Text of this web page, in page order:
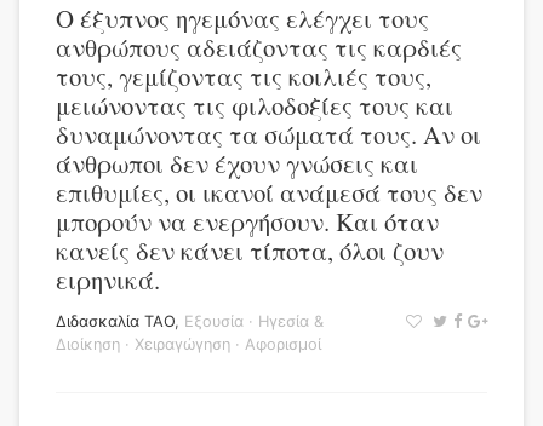
Ο έξυπνος ηγεμόνας ελέγχει τους
ανθρώπους αδειάζοντας τις καρδιές
τους, γεμίζοντας τις κοιλιές τους,
μειώνοντας τις φιλοδοξίες τους και
δυναμώνοντας τα σώματά τους. Αν οι
άνθρωποι δεν έχουν γνώσεις και
επιθυμίες, οι ικανοί ανάμεσά τους δεν
μπορούν να ενεργήσουν. Και όταν
κανείς δεν κάνει τίποτα, όλοι ζουν
ειρηνικά.
Διδασκαλία ΤΑΟ, Εξουσία · Ηγεσία &
Διοίκηση · Χειραγώγηση · Αφορισμοί